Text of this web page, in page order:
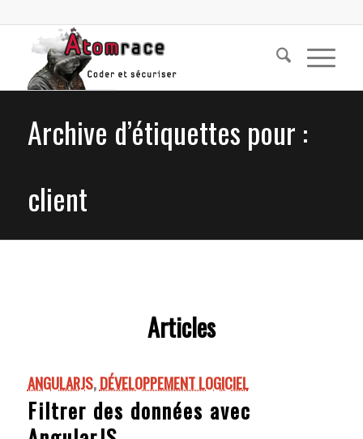
Archive d’étiquettes pour :
client
Articles
ANGULARJS,DÉVELOPPEMENT LOGICIEL
Filtrer des données avec